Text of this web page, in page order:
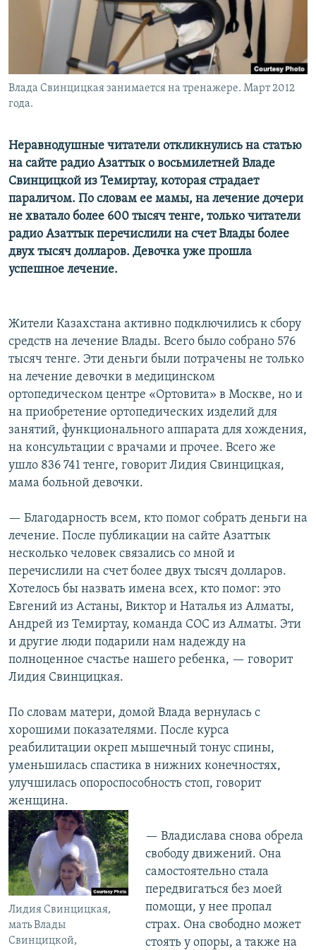
Влада Свинцицкая занимается на тренажере. Март 2012
года.
Неравнодушные читатели откликнулись на статью
на сайте радио Азаттык о восьмилетней Владе
Свинцицкой из Темиртау, которая страдает
параличом. По словам ее мамы, на лечение дочери
не хватало более 600 тысяч тенге, только читатели
радио Азаттык перечислили на счет Влады более
двух тысяч долларов. Девочка уже прошла
успешное лечение.
Жители Казахстана активно подключились к сбору
средств на лечение Влады. Всего было собрано 576
тысяч тенге. Эти деньги были потрачены не только
на лечение девочки в медицинском
ортопедическом центре «Ортовита» в Москве, но и
на приобретение ортопедических изделий для
занятий, функционального аппарата для хождения,
на консультации с врачами и прочее. Всего же
ушло 836 741 тенге, говорит Лидия Свинцицкая,
мама больной девочки.
— Благодарность всем, кто помог собрать деньги на
лечение. После публикации на сайте Азаттык
несколько человек связались со мной и
перечислили на счет более двух тысяч долларов.
Хотелось бы назвать имена всех, кто помог: это
Евгений из Астаны, Виктор и Наталья из Алматы,
Андрей из Темиртау, команда СОС из Алматы. Эти
и другие люди подарили нам надежду на
полноценное счастье нашего ребенка, — говорит
Лидия Свинцицкая.
По словам матери, домой Влада вернулась с
хорошими показателями. После курса
реабилитации окреп мышечный тонус спины,
уменьшилась спастика в нижних конечностях,
улучшилась опороспособность стоп, говорит
женщина.
Лидия Свинцицкая,
мать Влады
Свинцицкой,
— Владислава снова обрела
свободу движений. Она
самостоятельно стала
передвигаться без моей
помощи, у нее пропал
страх. Она свободно может
стоять у опоры, а также на